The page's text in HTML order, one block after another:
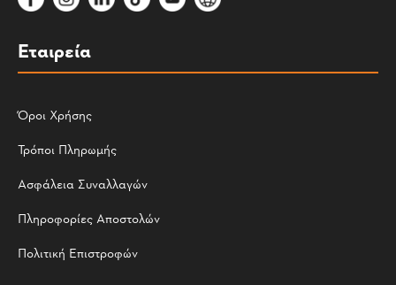
Εταιρεία
Όροι Χρήσης
Τρόποι Πληρωμής
Ασφάλεια Συναλλαγών
Πληροφορίες Αποστολών
Πολιτική Επιστροφών